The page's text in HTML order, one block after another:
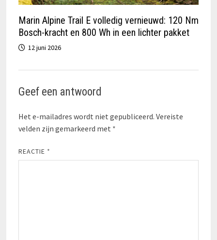
Marin Alpine Trail E volledig vernieuwd: 120 Nm
Bosch-kracht en 800 Wh in een lichter pakket
12 juni 2026
Geef een antwoord
Het e-mailadres wordt niet gepubliceerd. Vereiste
velden zijn gemarkeerd met *
REACTIE *